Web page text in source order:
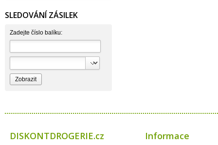
Bio-repel
Bioclean
Biolit
BIOM s.r.o.
Bioprospect
Bispol
Blue Stratos
BlueSun
Bolton
BumusCare GmBh
SLEDOVÁNÍ ZÁSILEK
Zadejte číslo balíku:
DISKONTDROGERIE.cz Informace